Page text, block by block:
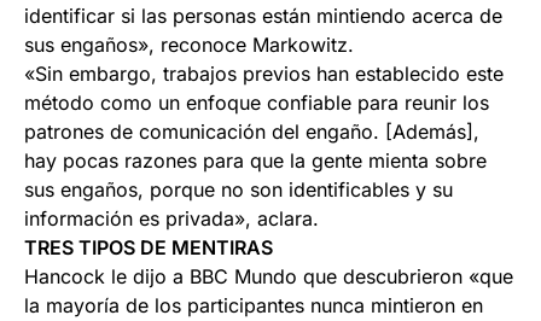
identificar si las personas están mintiendo acerca de
sus engaños», reconoce Markowitz.
«Sin embargo, trabajos previos han establecido este
método como un enfoque confiable para reunir los
patrones de comunicación del engaño. [Además],
hay pocas razones para que la gente mienta sobre
sus engaños, porque no son identificables y su
información es privada», aclara.
TRES TIPOS DE MENTIRAS
Hancock le dijo a BBC Mundo que descubrieron «que
la mayoría de los participantes nunca mintieron en